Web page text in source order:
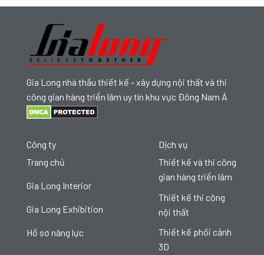
Gia Long nhà thầu thiết kế - xây dựng nội thất và thi
công gian hàng triển lãm uy tín khu vực Đông Nam Á
Công ty
Trang chủ
Gia Long Interior
Gia Long Exhibition
Hồ sơ năng lực
Dịch vụ
Thiết kế và thi công
gian hàng triển lãm
Thiết kế thi công
nội thất
Thiết kế phối cảnh
3D